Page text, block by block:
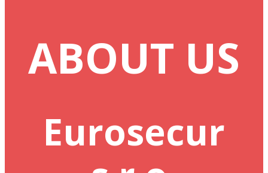
ABOUT US
Eurosecur